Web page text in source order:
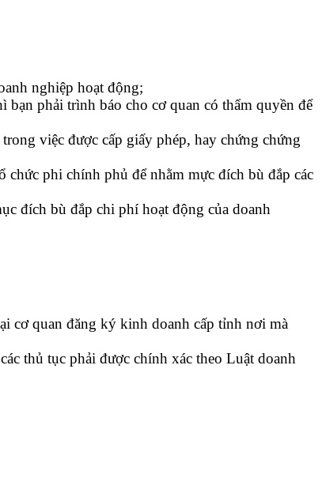
nghiệp hoạt động;
phải trình báo cho cơ quan có thẩm quyền để
việc được cấp giấy phép, hay chứng chứng
chức phi chính phủ để nhằm mực đích bù đắp các
đích bù đắp chi phí hoạt động của doanh
cơ quan đăng ký kinh doanh cấp tỉnh nơi mà
thủ tục phải được chính xác theo Luật doanh